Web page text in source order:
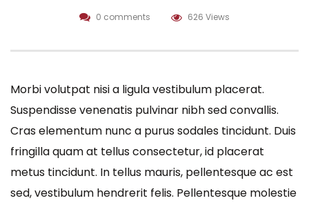
0 comments 626 Views
Morbi volutpat nisi a ligula vestibulum placerat.
Suspendisse venenatis pulvinar nibh sed convallis.
Cras elementum nunc a purus sodales tincidunt. Duis
fringilla quam at tellus consectetur, id placerat
metus tincidunt. In tellus mauris, pellentesque ac est
sed, vestibulum hendrerit felis. Pellentesque molestie